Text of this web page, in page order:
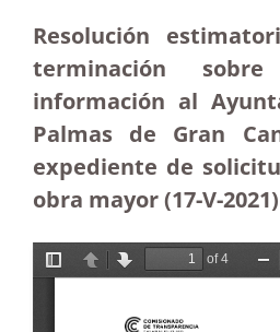
Resolución
terminación
información al
Palmas de Gran
expediente de
obra mayor (17-V-2021)